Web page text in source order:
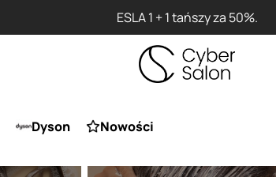
ESLA 1 + 1 tańszy za 50%.
Dyson Nowości